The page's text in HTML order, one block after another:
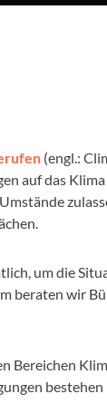
(engl.:
auf das
um die
beraten wir
Bereichen
bestehen